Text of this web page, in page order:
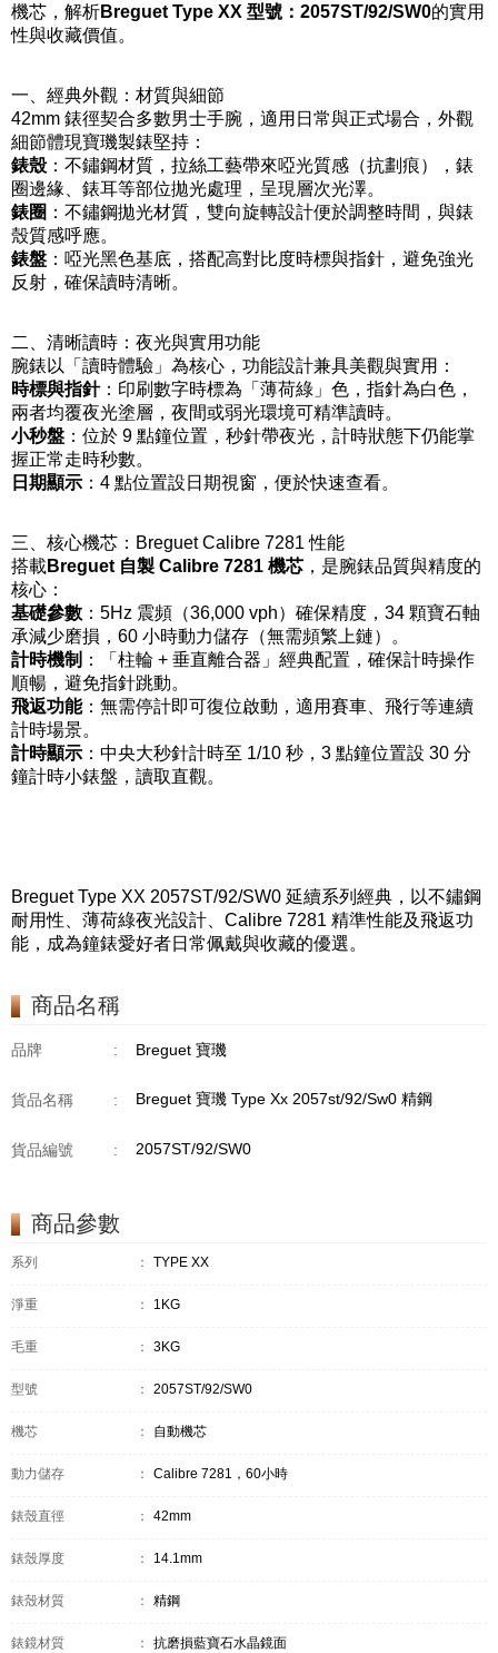
機芯，解析Breguet Type XX 型號：2057ST/92/SW0的實用
性與收藏價值。
一、經典外觀：材質與細節
42mm 錶徑契合多數男士手腕，適用日常與正式場合，外觀
細節體現寶璣製錶堅持：
錶殼：不鏽鋼材質，拉絲工藝帶來啞光質感（抗劃痕），錶
圈邊緣、錶耳等部位拋光處理，呈現層次光澤。
錶圈 ：不鏽鋼拋光材質，雙向旋轉設計便於調整時間，與錶
殼質感呼應。
錶盤 ：啞光黑色基底，搭配高對比度時標與指針，避免強光
反射，確保讀時清晰。
二、清晰讀時：夜光與實用功能
腕錶以「讀時體驗」為核心，功能設計兼具美觀與實用：
時標與指針：印刷數字時標為「薄荷綠」色，指針為白色，
兩者均覆夜光塗層，夜間或弱光環境可精準讀時。
小秒盤 ：位於 9 點鐘位置，秒針帶夜光，計時狀態下仍能掌
握正常走時秒數。
日期顯示 ：4 點位置設日期視窗，便於快速查看。
三、核心機芯：Breguet Calibre 7281 性能
搭載Breguet 自製 Calibre 7281 機芯 ，是腕錶品質與精度的
核心：
基礎參數 ：5Hz 震頻（36,000 vph）確保精度，34 顆寶石軸
承減少磨損，60 小時動力儲存（無需頻繁上鏈）。
計時機制 ：「柱輪 + 垂直離合器」經典配置，確保計時操作
順暢，避免指針跳動。
飛返功能：無需停計即可復位啟動，適用賽車、飛行等連續
計時場景。
計時顯示 ：中央大秒針計時至 1/10 秒，3 點鐘位置設 30 分
鐘計時小錶盤，讀取直觀。
Breguet Type XX 2057ST/92/SW0 延續系列經典，以不鏽鋼
耐用性、薄荷綠夜光設計、Calibre 7281 精準性能及飛返功
能，成為鐘錶愛好者日常佩戴與收藏的優選。
商品名稱
品牌 : Breguet 寶璣
貨品名稱 : Breguet 寶璣 Type Xx 2057st/92/Sw0 精鋼
貨品編號 : 2057ST/92/SW0
商品參數
系列 ： TYPE XX
淨重 ： 1KG
毛重 ： 3KG
型號 ： 2057ST/92/SW0
機芯 ： 自動機芯
動力儲存 ： Calibre 7281，60小時
錶殼直徑 ： 42mm
錶殼厚度 ： 14.1mm
錶殼材質 ： 精鋼
錶鏡材質 ： 抗磨損藍寶石水晶鏡面